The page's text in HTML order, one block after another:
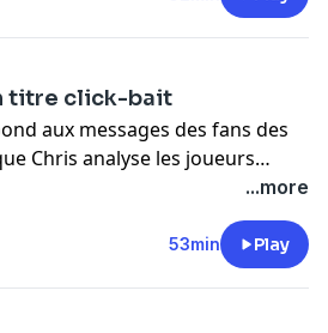
titre click-bait
aux messages des fans des
Chris analyse les joueurs
venir jouer à Montréal. On
de Facebook et un peu de la NFL.
...more
53min Play